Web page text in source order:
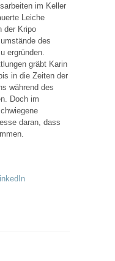
im Keller
Leiche
der Kripo
des
ergründen.
gräbt Karin
in die Zeiten der
während des
Doch im
daran, dass